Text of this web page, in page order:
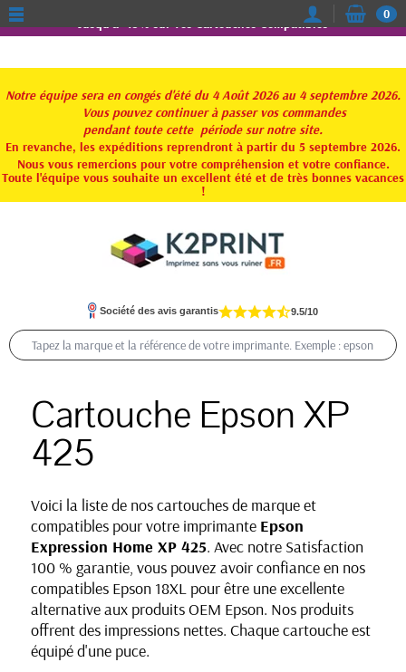
Jusqu'à -15% sur vos Cartouches Compatibles
Notre équipe sera en congés d'été du 4 Août 2026 au 4 septembre 2026.
Vous pouvez continuer à passer vos commandes
pendant toute cette période sur notre site.
En revanche, les expéditions reprendront à partir du 5 septembre 2026.
Nous vous remercions pour votre compréhension et votre confiance.
Toute l'équipe vous souhaite un excellent été et de très bonnes vacances
!
0
Société des avis garantis 9.5/10
Cartouche Epson XP
425
Voici la liste de nos cartouches de marque et
compatibles pour votre imprimante Epson
Expression Home XP 425. Avec notre Satisfaction
100 % garantie, vous pouvez avoir confiance en nos
compatibles Epson 18XL pour être une excellente
alternative aux produits OEM Epson. Nos produits
offrent des impressions nettes. Chaque cartouche est
équipé d'une puce.